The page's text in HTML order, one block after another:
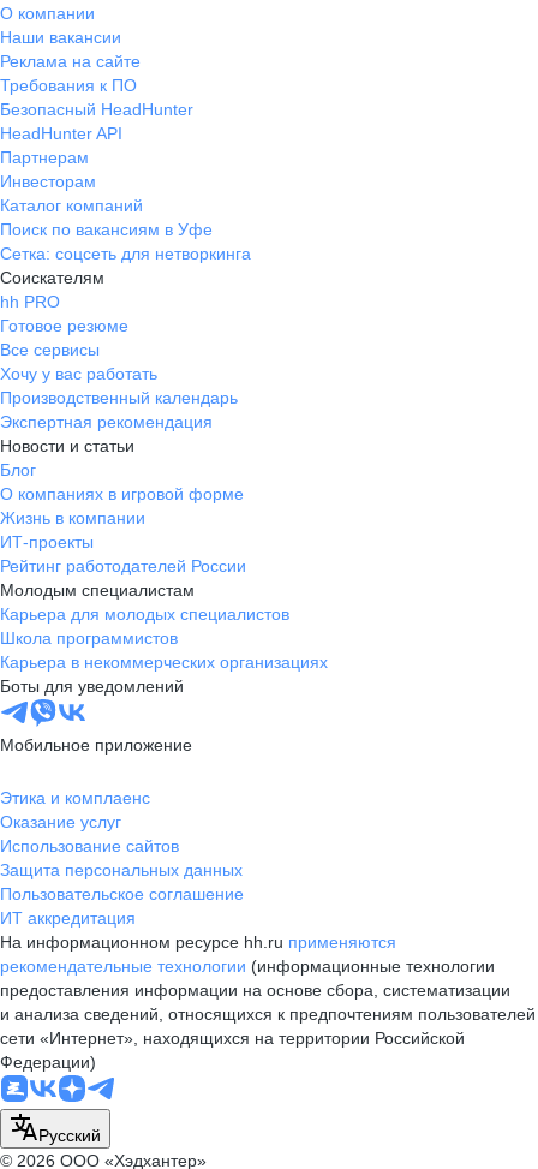
О компании
Наши вакансии
Реклама на сайте
Требования к ПО
Безопасный HeadHunter
HeadHunter API
Партнерам
Инвесторам
Каталог компаний
Поиск по вакансиям в Уфе
Сетка: соцсеть для нетворкинга
Соискателям
hh PRO
Готовое резюме
Все сервисы
Хочу у вас работать
Производственный календарь
Экспертная рекомендация
Новости и статьи
Блог
О компаниях в игровой форме
Жизнь в компании
ИТ-проекты
Рейтинг работодателей России
Молодым специалистам
Карьера для молодых специалистов
Школа программистов
Карьера в некоммерческих организациях
Боты для уведомлений
Мобильное приложение
Этика и комплаенс
Оказание услуг
Использование сайтов
Защита персональных данных
Пользовательское соглашение
ИТ аккредитация
На информационном ресурсе hh.ru применяются
рекомендательные технологии (информационные технологии
предоставления информации на основе сбора, систематизации
и анализа сведений, относящихся к предпочтениям пользователей
сети «Интернет», находящихся на территории Российской
Федерации)
Русский
© 2026 ООО «Хэдхантер»